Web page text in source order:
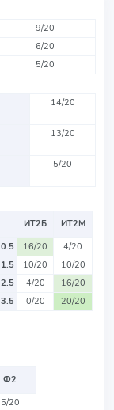
9/20
6/20
5/20
14/20
13/20
5/20
ИТ2Б
ИТ2М
0.5
16/20
4/20
1.5
10/20
10/20
2.5
4/20
16/20
3.5
0/20 20/20
Ф2
5/20